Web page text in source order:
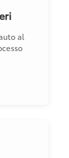
al